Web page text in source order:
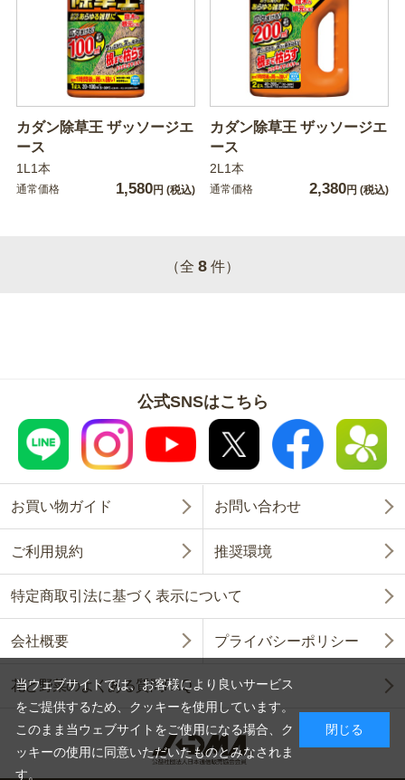
カダン除草王 ザッソージエ
ース
1L1本
通常価格 1,580円 (税込)
カダン除草王 ザッソージエ
ース
2L1本
通常価格 2,380円 (税込)
（全 8 件）
公式SNSはこちら
お買い物ガイド お問い合わせ
ご利用規約 推奨環境
特定商取引法に基づく表示について
会社概要 プライバシーポリシー
花と野菜のよくある質問FAQ
当ウェブサイトでは、お客様により良いサービス
をご提供するため、クッキーを使用しています。
このまま当ウェブサイトをご使用になる場合、ク
ッキーの使用に同意いただいたものとみなされま
す。
閉じる